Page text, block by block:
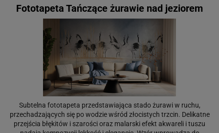
Fototapeta Tańczące żurawie nad jeziorem
Subtelna fototapeta przedstawiająca stado żurawi w ruchu,
przechadzających się po wodzie wśród złocistych trzcin. Delikatne
przejścia błękitów i szarości oraz malarski efekt akwareli i tuszu